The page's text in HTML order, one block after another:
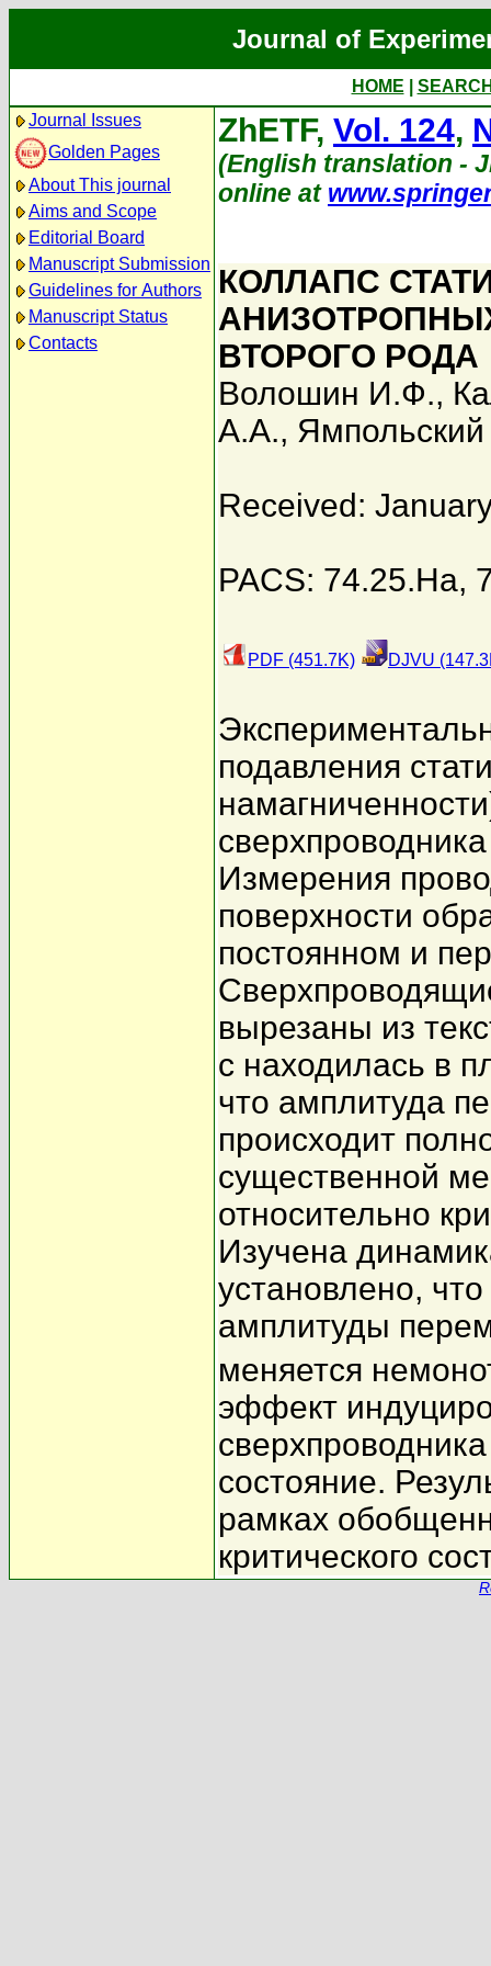
Journal of
HOME
Journal Issues
Golden Pages
About This journal
Aims and Scope
Editorial Board
Manuscript Submission
Guidelines for Authors
Manuscript Status
Contacts
ZhETF, Vol. 124,
(English translation -
online at
КОЛЛАПС
ВТОРОГО РОДА
Волошин И.Ф.,
А.А.,
Received:
PACS: 74.25.Ha,
PDF (451.7K) DJVU
подавления
Измерения
поверхности
постоянном и
вырезаны из
c находилась в
что амплитуда
происходит
существенной
относительно
Изучена
установлено,
амплитуды
меняется
эффект
состояние.
рамках
критического